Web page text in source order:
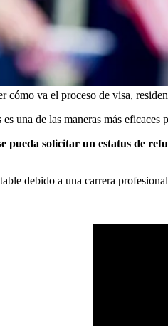
cómo va el proceso de visa,
una de las maneras más
pueda solicitar un estatus de
debido a una carrera